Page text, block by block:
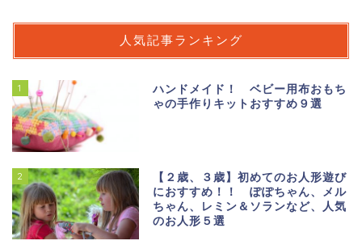
人気記事ランキング
1
ハンドメイド！ ベビー用布おもち
ゃの手作りキットおすすめ９選
2
【２歳、３歳】初めてのお人形遊び
におすすめ！！ ぽぽちゃん、メル
ちゃん、レミン＆ソランなど、人気
のお人形５選